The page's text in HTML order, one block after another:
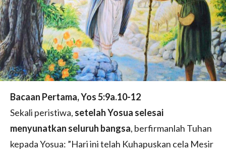
Bacaan Pertama, Yos 5:9a.10-12
Sekali peristiwa, setelah Yosua selesai
menyunatkan seluruh bangsa, berfirmanlah Tuhan
kepada Yosua: ”Hari ini telah Kuhapuskan cela Mesir